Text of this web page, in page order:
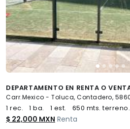
1 rec. 1 ba. 1 est. 650 mts. terreno.
$ 22,000 MXN Renta